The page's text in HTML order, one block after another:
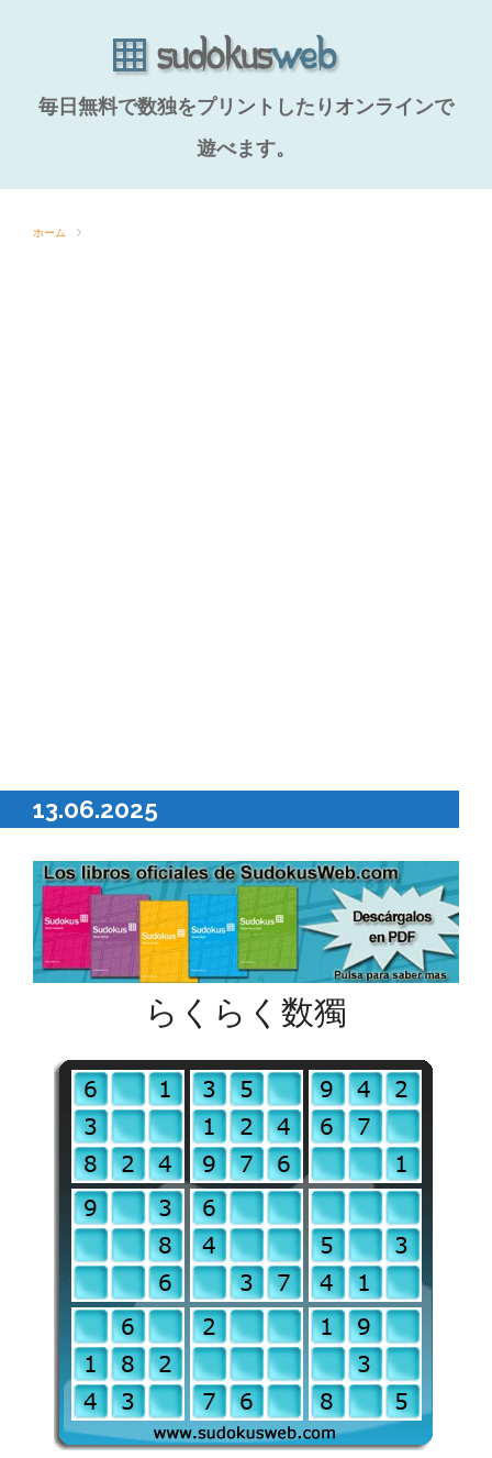
毎日無料で数独をプリントしたりオンラインで
遊べます。
ホーム
13.06.2025
らくらく数獨